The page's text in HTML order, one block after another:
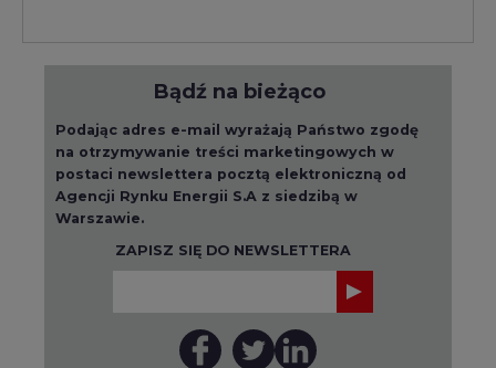
Bądź na bieżąco
Podając adres e-mail wyrażają Państwo zgodę
na otrzymywanie treści marketingowych w
postaci newslettera pocztą elektroniczną od
Agencji Rynku Energii S.A z siedzibą w
Warszawie.
ZAPISZ SIĘ DO NEWSLETTERA